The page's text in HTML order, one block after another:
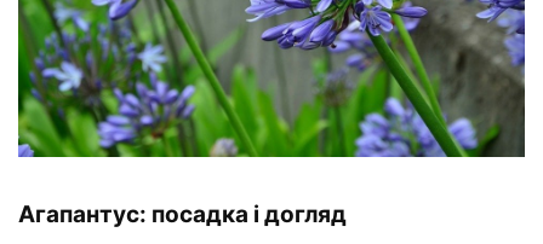
Агапантус: посадка і догляд